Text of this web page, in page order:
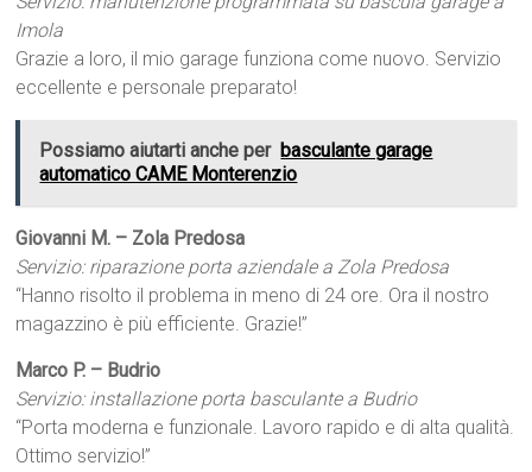
Imola
Grazie a loro, il mio garage funziona come nuovo. Servizio
eccellente e personale preparato!
Possiamo aiutarti anche per basculante garage
automatico CAME Monterenzio
Giovanni M. – Zola Predosa
Servizio: riparazione porta aziendale a Zola Predosa
“Hanno risolto il problema in meno di 24 ore. Ora il nostro
magazzino è più efficiente. Grazie!”
Marco P. – Budrio
Servizio: installazione porta basculante a Budrio
“Porta moderna e funzionale. Lavoro rapido e di alta qualità.
Ottimo servizio!”